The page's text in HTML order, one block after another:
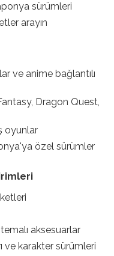
sürümleri
arayın
ve anime bağlantılı
Dragon Quest,
oyunlar
özel sürümler
aksesuarlar
ve karakter sürümleri